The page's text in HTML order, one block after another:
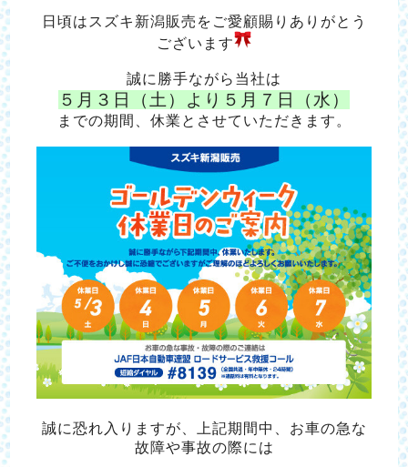
日頃はスズキ新潟販売をご愛顧賜りありがとう
ございます
誠に勝手ながら当社は
５月３日（土）より５月７日（水）
までの期間、休業とさせていただきます。
誠に恐れ入りますが、上記期間中、お車の急な
故障や事故の際には